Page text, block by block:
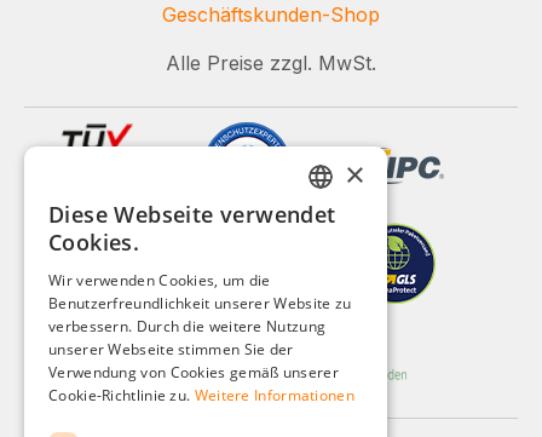
Geschäftskunden-Shop
Alle Preise zzgl. MwSt.
GERMAN
FRENCH
DUTCH
×
Diese Webseite verwendet
Cookies.
Wir verwenden Cookies, um die
Benutzerfreundlichkeit unserer Website zu
verbessern. Durch die weitere Nutzung
unserer Webseite stimmen Sie der
Verwendung von Cookies gemäß unserer
Cookie-Richtlinie zu. Weitere Informationen